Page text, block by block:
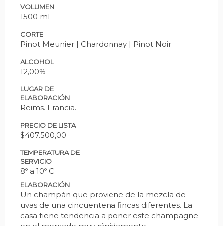
VOLUMEN
1500 ml
CORTE
Pinot Meunier | Chardonnay | Pinot Noir
ALCOHOL
12,00%
LUGAR DE
ELABORACIÓN
Reims. Francia.
PRECIO DE LISTA
$407.500,00
TEMPERATURA DE
SERVICIO
8º a 10º C
ELABORACIÓN
Un champán que proviene de la mezcla de
uvas de una cincuentena fincas diferentes. La
casa tiene tendencia a poner este champagne